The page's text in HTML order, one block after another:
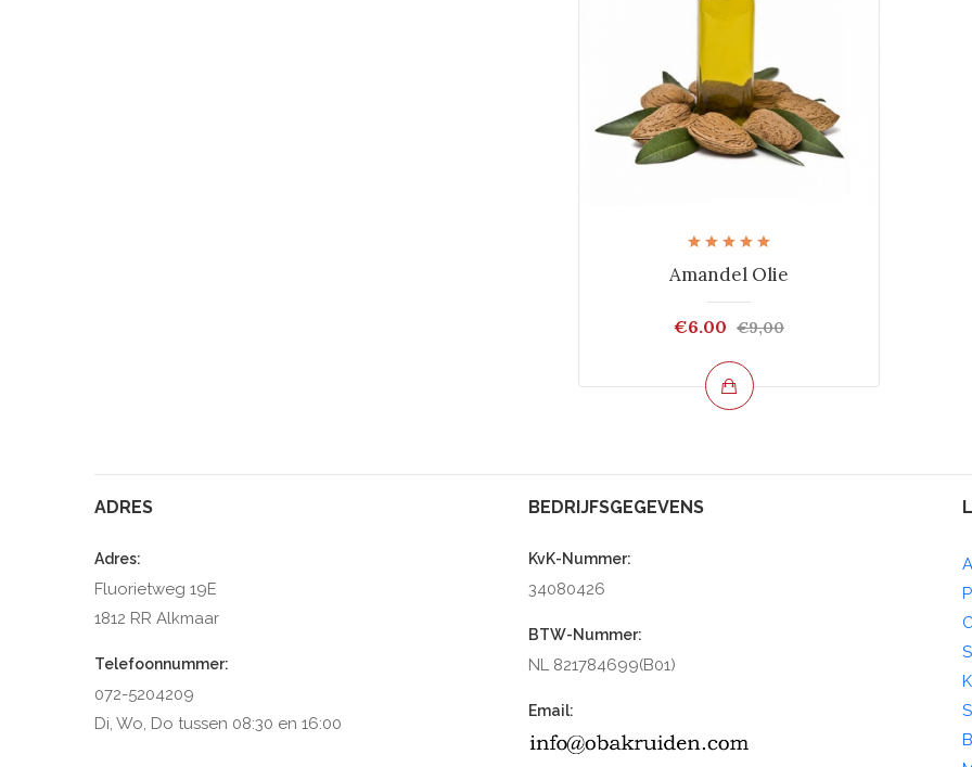
Amandel Olie
€6.00 €9,00
ADRES
Adres:
Fluorietweg 19E
1812 RR Alkmaar
Telefoonnummer:
072-5204209
Di, Wo, Do tussen 08:30 en 16:00
BEDRIJFSGEGEVENS
KvK-Nummer:
34080426
BTW-Nummer:
NL 821784699(B01)
Email: